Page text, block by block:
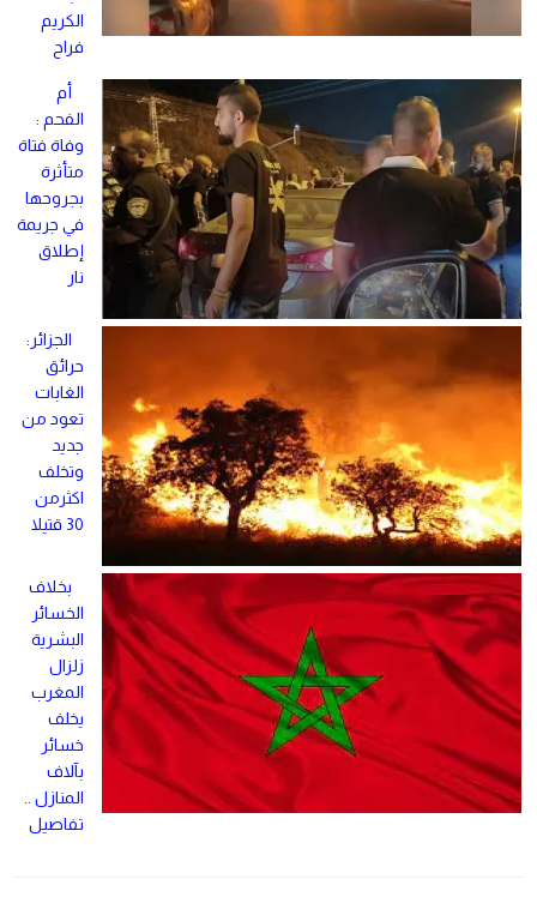
الكريم
فراح
أم
الفحم :
وفاة فتاة
متأثرة
بجروحها
في جريمة
إطلاق
نار
الجزائر:
حرائق
الغابات
تعود من
جديد
وتخلف
اكثرمن
30 قتيلا
بخلاف
الخسائر
البشرية
زلزال
المغرب
يخلف
خسائر
بآلاف
المنازل ..
تفاصيل